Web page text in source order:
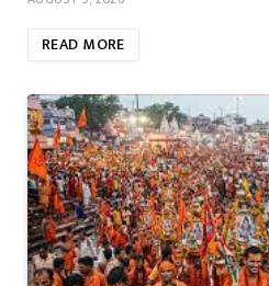
READ MORE